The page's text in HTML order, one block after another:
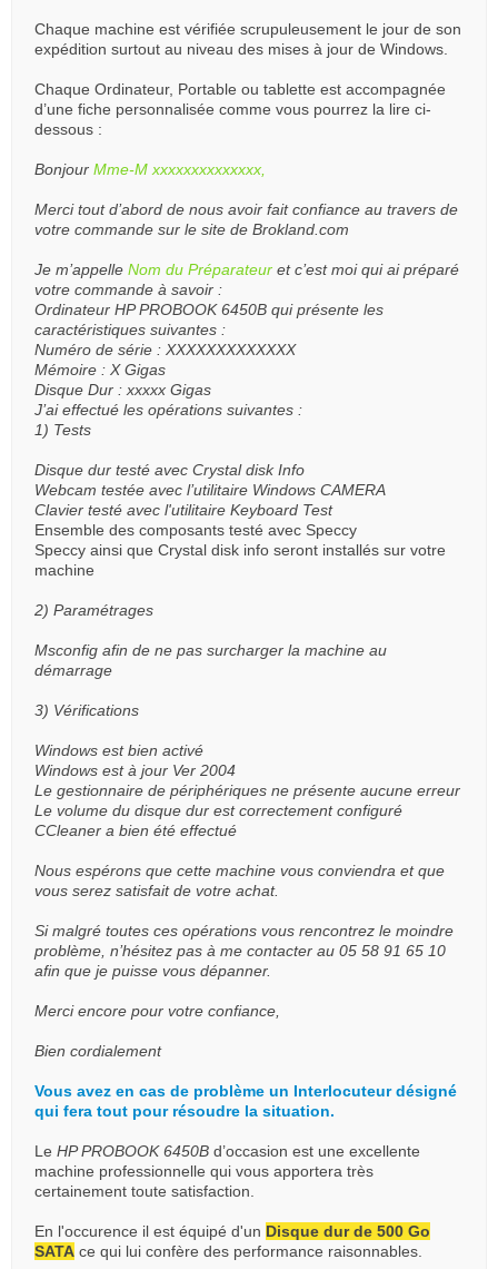
Chaque machine est vérifiée scrupuleusement le jour de son
expédition surtout au niveau des mises à jour de Windows.
Chaque Ordinateur, Portable ou tablette est accompagnée
d’une fiche personnalisée comme vous pourrez la lire ci-
dessous :
Bonjour Mme-M xxxxxxxxxxxxxx,
Merci tout d’abord de nous avoir fait confiance au travers de
votre commande sur le site de Brokland.com
Je m’appelle Nom du Préparateur et c’est moi qui ai préparé
votre commande à savoir :
Ordinateur HP PROBOOK 6450B qui présente les
caractéristiques suivantes :
Numéro de série : XXXXXXXXXXXXX
Mémoire : X Gigas
Disque Dur : xxxxx Gigas
J’ai effectué les opérations suivantes :
1) Tests
Disque dur testé avec Crystal disk Info
Webcam testée avec l’utilitaire Windows CAMERA
Clavier testé avec l'utilitaire Keyboard Test
Ensemble des composants testé avec Speccy
Speccy ainsi que Crystal disk info seront installés sur votre
machine
2) Paramétrages
Msconfig afin de ne pas surcharger la machine au
démarrage
3) Vérifications
Windows est bien activé
Windows est à jour Ver 2004
Le gestionnaire de périphériques ne présente aucune erreur
Le volume du disque dur est correctement configuré
CCleaner a bien été effectué
Nous espérons que cette machine vous conviendra et que
vous serez satisfait de votre achat.
Si malgré toutes ces opérations vous rencontrez le moindre
problème, n’hésitez pas à me contacter au 05 58 91 65 10
afin que je puisse vous dépanner.
Merci encore pour votre confiance,
Bien cordialement
Vous avez en cas de problème un Interlocuteur désigné
qui fera tout pour résoudre la situation.
Le HP PROBOOK 6450B d’occasion est une excellente
machine professionnelle qui vous apportera très
certainement toute satisfaction.
En l'occurence il est équipé d'un Disque dur de 500 Go
SATA ce qui lui confère des performance raisonnables.